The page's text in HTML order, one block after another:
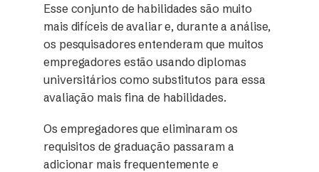
Esse conjunto de habilidades são muito
mais difíceis de avaliar e, durante a análise,
os pesquisadores entenderam que muitos
empregadores estão usando diplomas
universitários como substitutos para essa
avaliação mais fina de habilidades.
Os empregadores que eliminaram os
requisitos de graduação passaram a
adicionar mais frequentemente e